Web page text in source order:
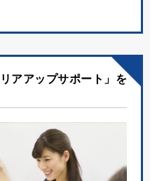
アアップサポート」を